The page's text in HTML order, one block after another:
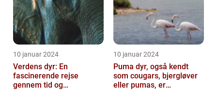
10 januar 2024
Verdens dyr: En
fascinerende rejse
gennem tid og
10 januar 2024
Puma dyr, også kendt
som cougars, bjergløver
eller pumas, er